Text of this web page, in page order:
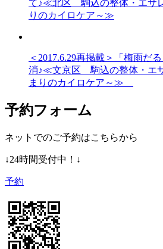
て♪≪北区 駒込の整体・エサ
りのカイロケア～≫
＜2017.6.29再掲載＞「梅雨だ
消♪≪文京区 駒込の整体・エ
まりのカイロケア～≫
予約フォーム
ネットでのご予約はこちらから
↓24時間受付中！↓
予約